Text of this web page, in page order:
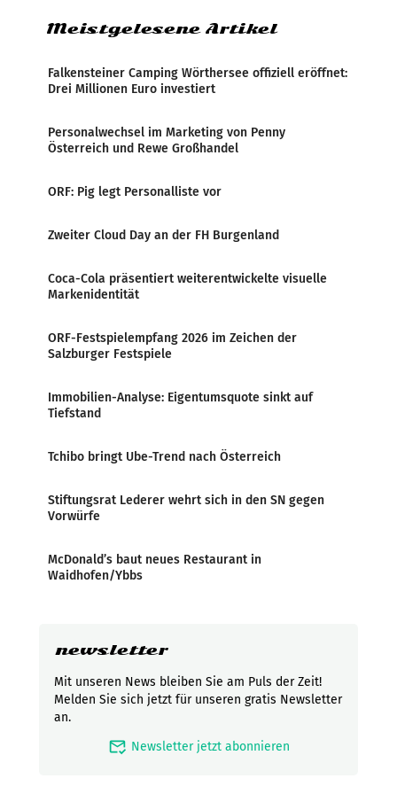
Meistgelesene Artikel
Falkensteiner Camping Wörthersee offiziell eröffnet:
Drei Millionen Euro investiert
Personalwechsel im Marketing von Penny
Österreich und Rewe Großhandel
ORF: Pig legt Personalliste vor
Zweiter Cloud Day an der FH Burgenland
Coca-Cola präsentiert weiterentwickelte visuelle
Markenidentität
ORF-Festspielempfang 2026 im Zeichen der
Salzburger Festspiele
Immobilien-Analyse: Eigentumsquote sinkt auf
Tiefstand
Tchibo bringt Ube-Trend nach Österreich
Stiftungsrat Lederer wehrt sich in den SN gegen
Vorwürfe
McDonald’s baut neues Restaurant in
Waidhofen/Ybbs
newsletter
Mit unseren News bleiben Sie am Puls der Zeit!
Melden Sie sich jetzt für unseren gratis Newsletter
an.
mark_email_read Newsletter jetzt abonnieren